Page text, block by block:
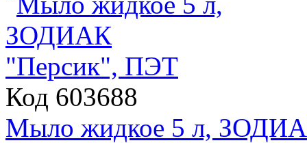
Код 603688
Мыло жидкое 5 л,